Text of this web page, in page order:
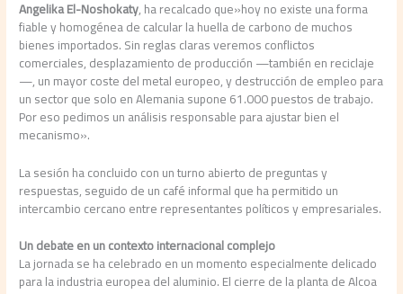
Angelika El-Noshokaty, ha recalcado que»hoy no existe una forma
fiable y homogénea de calcular la huella de carbono de muchos
bienes importados. Sin reglas claras veremos conflictos
comerciales, desplazamiento de producción —también en reciclaje
—, un mayor coste del metal europeo, y destrucción de empleo para
un sector que solo en Alemania supone 61.000 puestos de trabajo.
Por eso pedimos un análisis responsable para ajustar bien el
mecanismo».
La sesión ha concluido con un turno abierto de preguntas y
respuestas, seguido de un café informal que ha permitido un
intercambio cercano entre representantes políticos y empresariales.
Un debate en un contexto internacional complejo
La jornada se ha celebrado en un momento especialmente delicado
para la industria europea del aluminio. El cierre de la planta de Alcoa